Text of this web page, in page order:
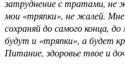
затруднение с тратами, не
мои «тряпки», не жалей.
сохраняй до самого конца,
будут и «тряпки», а будет
Питание, здоровье твое и